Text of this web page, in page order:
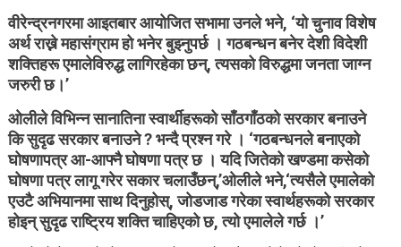
ओली।
वीरेन्द्रनगरमा आइतबार आयाेजित सभामा उनले भने, ‘यो चुनाव विशेष
अर्थ राख्ने महासंग्राम हो भनेर बुझ्नुपर्छ । गठबन्धन बनेर देशी विदेशी
शक्तिहरू एमालेविरुद्ध लागिरहेका छन्, त्यसको विरुद्धमा जनता जाग्न
जरुरी छ।’
ओलीले विभिन्न सानातिना स्वार्थीहरूको साँठगाँठको सरकार बनाउने
कि सुदृढ सरकार बनाउने ? भन्दै प्रश्न गरे । ‘गठबन्धनले बनाएको
घोषणापत्र आ-आफ्नै घोषणा पत्र छ । यदि जितेको खण्डमा कसेको
घोषणा पत्र लागू गरेर सकार चलाउँछन्,’ओलीले भने,‘त्यसैले एमालेको
एउटै अभियानमा साथ दिनुहोस्, जोडजाड गरेका स्वार्थहरूको सरकार
होइन् सुदृढ राष्ट्रिय शक्ति चाहिएको छ, त्यो एमालेले गर्छ ।’